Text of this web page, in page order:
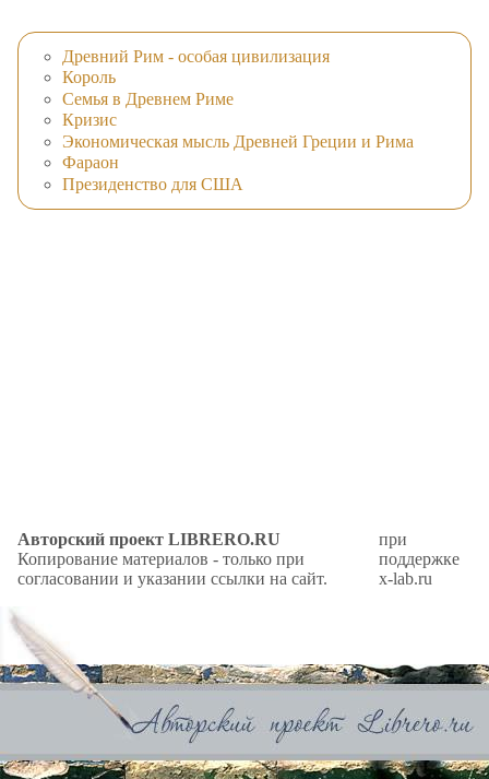
Древний Рим - особая цивилизация
Король
Семья в Древнем Риме
Кризис
Экономическая мысль Древней Греции и Рима
Фараон
Президенство для США
Авторский проект LIBRERO.RU
Копирование материалов - только при
согласовании и указании ссылки на сайт.
при
поддержке
x-lab.ru